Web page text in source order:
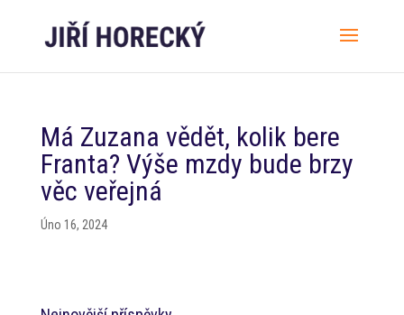
Má Zuzana vědět, kolik bere
Franta? Výše mzdy bude brzy
věc veřejná
Úno 16, 2024